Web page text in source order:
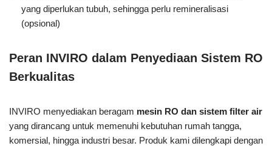
yang diperlukan tubuh, sehingga perlu remineralisasi
(opsional)
Peran INVIRO dalam Penyediaan Sistem RO
Berkualitas
INVIRO menyediakan beragam mesin RO dan sistem filter air
yang dirancang untuk memenuhi kebutuhan rumah tangga,
komersial, hingga industri besar. Produk kami dilengkapi dengan